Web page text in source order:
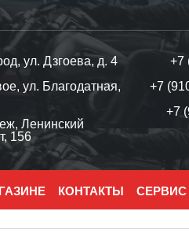
ул. Дзгоева, д. 4
ул. Благодатная,
Ленинский
156
+7
+7
+7
КОНТАКТЫ СЕРВИС